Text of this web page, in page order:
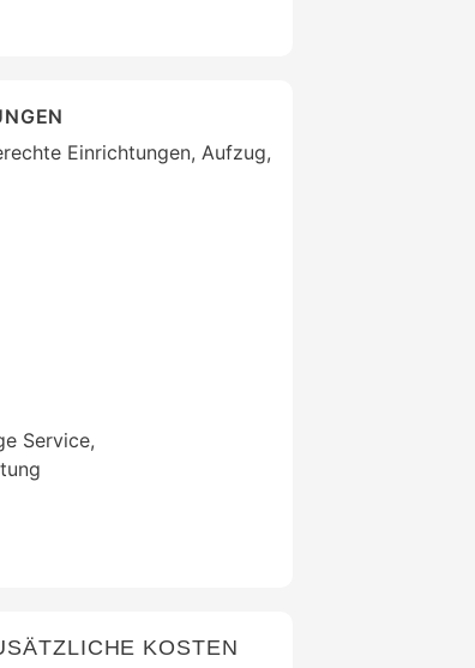
Einrichtungen, Aufzug,
Service,
KOSTEN